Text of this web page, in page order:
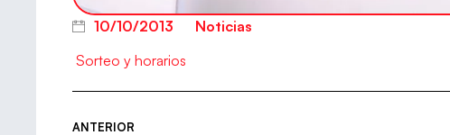
10/10/2013
Noticias
Sorteo y horarios
ANTERIOR